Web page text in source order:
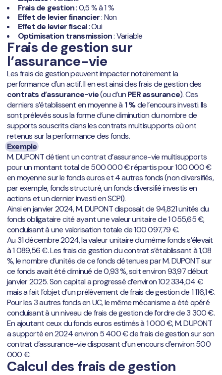
Frais de gestion: 0,5 % à 1 %
Effet de levier financier: Non
Effet de levier fiscal: Oui
Optimisation transmission: Variable
Frais de gestion sur
l’assurance-vie
Les frais de gestion peuvent impacter notoirement la
performance d’un actif. Il en est ainsi des frais de gestion des
contrats d’assurance-vie(ou d’unPER assurance). Ces
derniers s’établissent en moyenne à 1 %de l’encours investi. Ils
sont prélevés sous la forme d’une diminution du nombre de
supports souscrits dans les contrats multisupports où ont
retenus sur la performance des fonds.
Exemple
M. DUPONT détient un contrat d’assurance-vie multisupports
pour un montant total de 500 000 € répartis pour 100 000 €
en moyenne sur le fonds euros et 4 autres fonds (non diversifiés,
par exemple, fonds structuré, un fonds diversifié investis en
actions et un dernier investi en SCPI).
Ainsi en janvier 2024, M. DUPONT disposait de 94,821 unités du
fonds obligataire cité ayant une valeur unitaire de 1 055,65 €,
conduisant à une valorisation totale de 100 097,79 €.
Au 31 décembre 2024, la valeur unitaire du même fonds s’élevait
à 1 089,56 €. Les frais de gestion du contrat s’établissant à 1,08
%, le nombre d’unités de ce fonds détenues par M. DUPONT sur
ce fonds avait été diminué de 0,93 %, soit environ 93,97 début
janvier 2025. Son capital a progressé d’environ 102 334,04 €
mais a fait l’objet d’un prélèvement de frais de gestion de 1 116,1 €.
Pour les 3 autres fonds en UC, le même mécanisme a été opéré
conduisant à un niveau de frais de gestion de l’ordre de 3 300 €.
En ajoutant ceux du fonds euros estimés à 1 000 €, M. DUPONT
a supporté en 2024 environ 5 400 € de frais de gestion sur son
contrat d’assurance-vie disposant d’un encours d’environ 500
000 €.
Calcul des frais de gestion